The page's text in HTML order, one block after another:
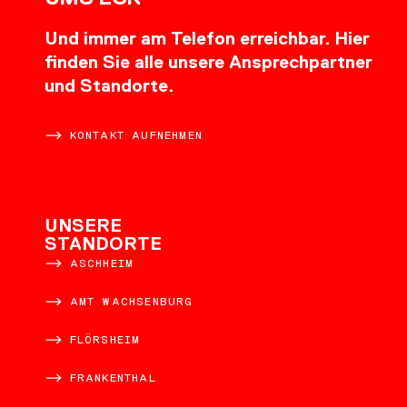
Und immer am Telefon erreichbar. Hier
finden Sie alle unsere Ansprechpartner
und Standorte.
KONTAKT AUFNEHMEN
UNSERE
STANDORTE
ASCHHEIM
AMT WACHSENBURG
FLÖRSHEIM
FRANKENTHAL